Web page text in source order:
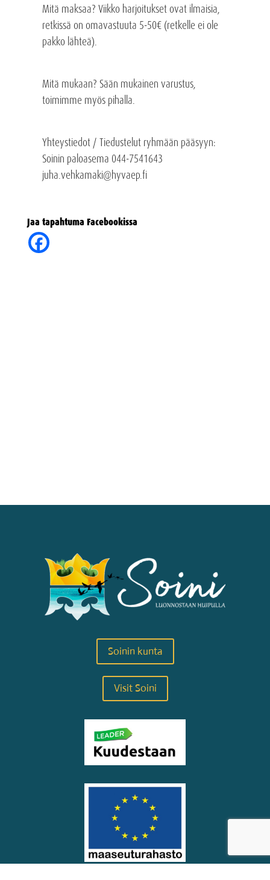
Mitä maksaa? Viikko harjoitukset ovat ilmaisia,
retkissä on omavastuuta 5-50€ (retkelle ei ole
pakko lähteä).
Mitä mukaan? Sään mukainen varustus,
toimimme myös pihalla.
Yhteystiedot / Tiedustelut ryhmään pääsyyn:
Soinin paloasema 044-7541643
juha.vehkamaki@hyvaep.fi
Jaa tapahtuma Facebookissa
Soinin kunta
Visit Soini